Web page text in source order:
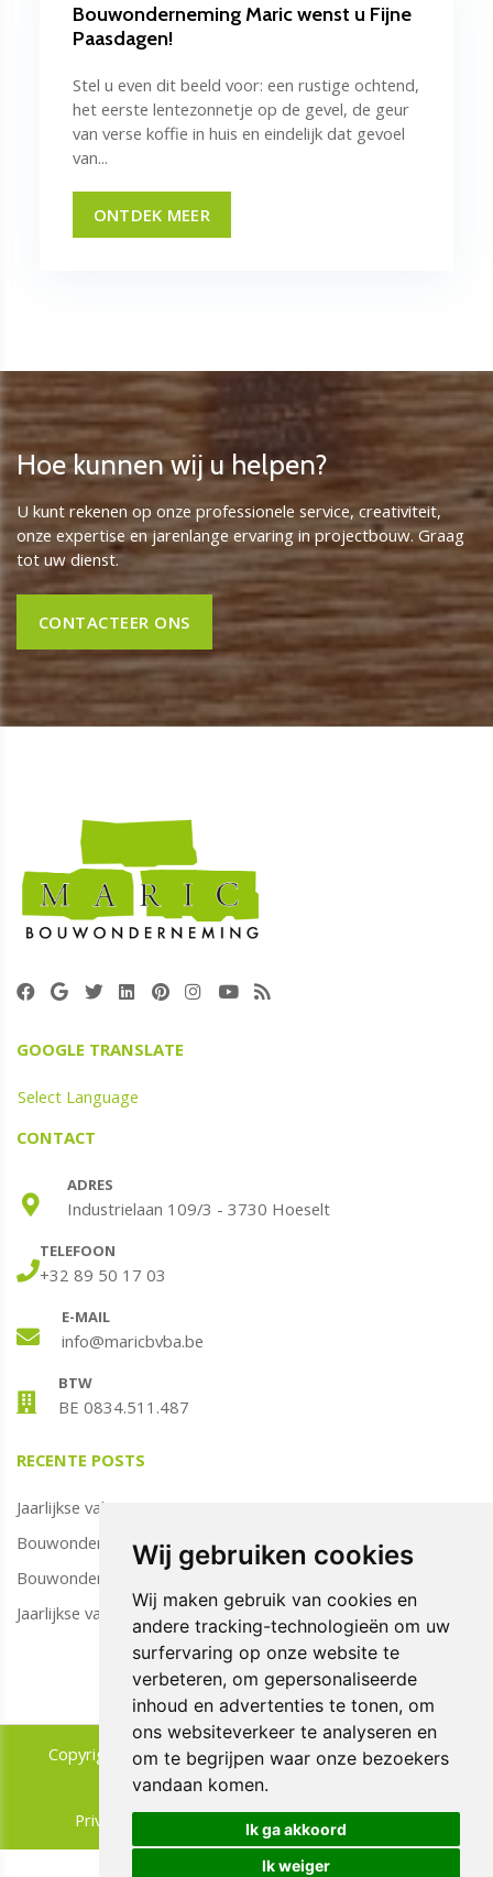
Wij gebruiken cookies
Wij maken gebruik van cookies en
andere tracking-technologieën om uw
surfervaring op onze website te
verbeteren, om gepersonaliseerde
inhoud en advertenties te tonen, om
ons websiteverkeer te analyseren en
om te begrijpen waar onze bezoekers
vandaan komen.
Ik ga akkoord
Ik weiger
Bouwonderneming Maric wenst u Fijne
Paasdagen!
Stel u even dit beeld voor: een rustige ochtend,
het eerste lentezonnetje op de gevel, de geur
van verse koffie in huis en eindelijk dat gevoel
van...
ONTDEK MEER
Hoe kunnen wij u ​​helpen?
U kunt rekenen op onze professionele service, creativiteit,
onze expertise en jarenlange ervaring in projectbouw. Graag
tot uw dienst.
CONTACTEER ONS
GOOGLE TRANSLATE
Select Language
CONTACT
ADRES
Industrielaan 109/3 - 3730 Hoeselt
TELEFOON
+32 89 50 17 03
E-MAIL
info@maricbvba.be
BTW
BE 0834.511.487​​​​​​​
RECENTE POSTS
Jaarlijkse vakantie
Bouwonderneming Maric wenst u Fijne Paasdagen!
Bouwonderneming Maric wenst u Fijne Paasdagen!
Jaarlijkse vakantie!
Copyright © 2026 Maric Bouwonderneming. All rights
reserved.
Privacy & Cookies|UP-TO-DATE WebDesign